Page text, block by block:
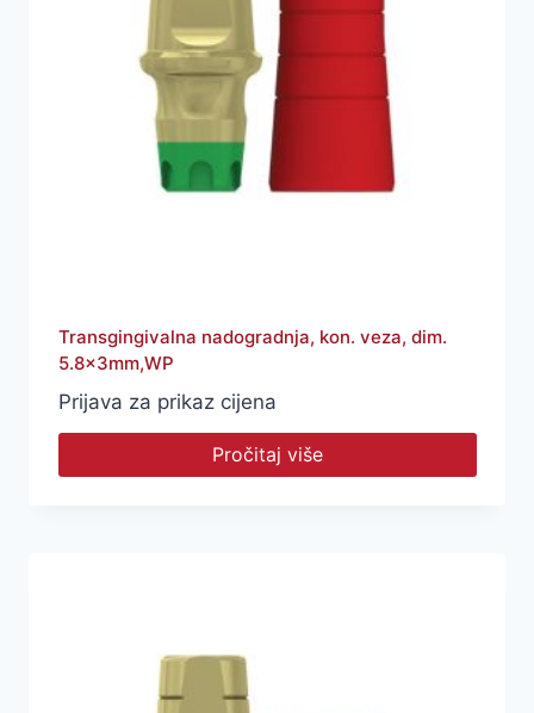
Transgingivalna nadogradnja, kon. veza, dim.
5.8x3mm,WP
Prijava za prikaz cijena
Pročitaj više